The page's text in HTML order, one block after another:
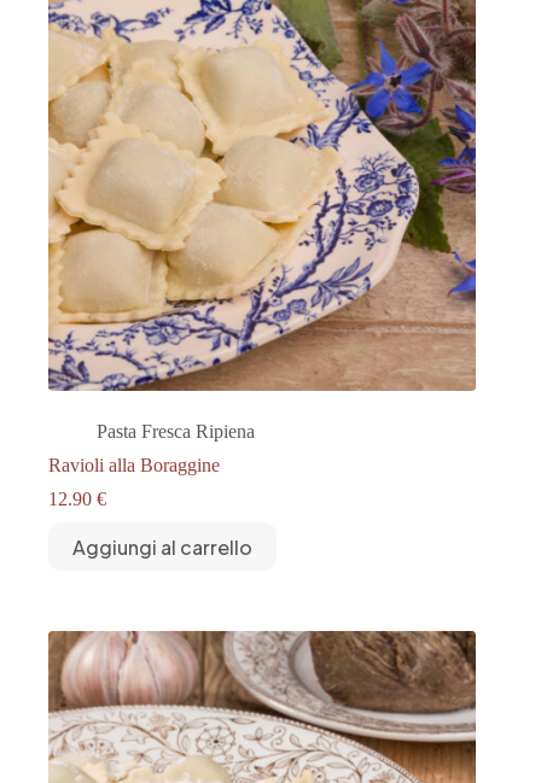
Pasta Fresca Ripiena
Ravioli alla Boraggine
12.90 €
Aggiungi al carrello